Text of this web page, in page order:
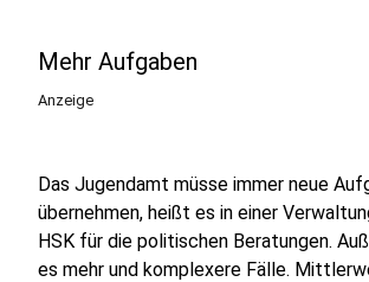
Mehr Aufgaben
Anzeige
Das Jugendamt müsse immer neue
übernehmen, heißt es in einer
HSK für die politischen Beratungen.
es mehr und komplexere Fälle.